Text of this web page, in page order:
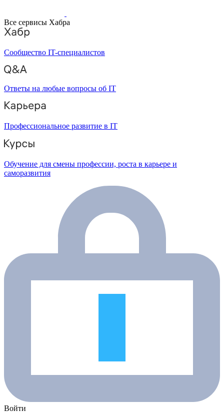
Все сервисы Хабра
Сообщество IT-специалистов
Ответы на любые вопросы об IT
Профессиональное развитие в IT
Обучение для смены профессии, роста в карьере и
саморазвития
Войти